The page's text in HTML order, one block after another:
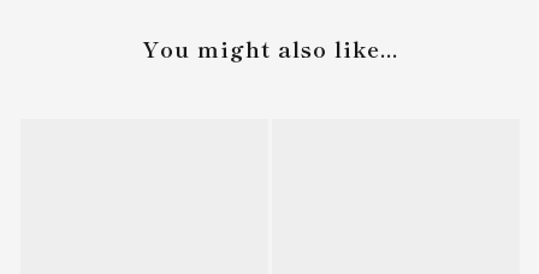
You might also like...